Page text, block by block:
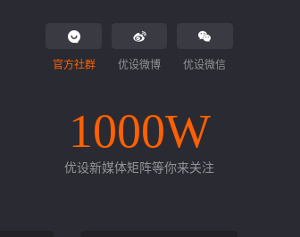
官方社群 优设微博 优设微信
1000W
优设新媒体矩阵等你来关注